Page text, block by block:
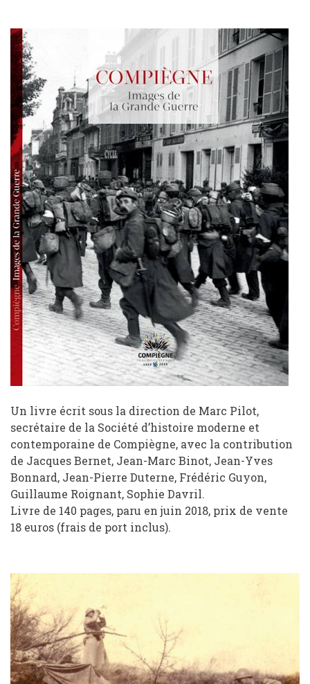
Un livre écrit sous la direction de Marc Pilot,
secrétaire de la Société d’histoire moderne et
contemporaine de Compiègne, avec la contribution
de Jacques Bernet, Jean-Marc Binot, Jean-Yves
Bonnard, Jean-Pierre Duterne, Frédéric Guyon,
Guillaume Roignant, Sophie Davril.
Livre de 140 pages, paru en juin 2018, prix de vente
18 euros (frais de port inclus).